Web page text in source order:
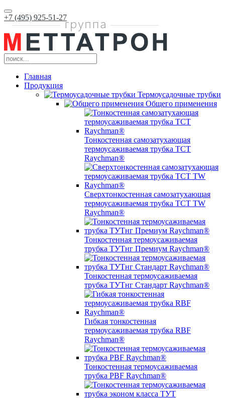
+7 (495) 925-51-27
Главная
Продукция
Термоусадочные трубки
Общего применения
Тонкостенная самозатухающая
термоусаживаемая трубка ТCT
Raychman®
Сверхтонкостенная самозатухающая
термоусаживаемая трубка ТCT TW
Raychman®
Тонкостенная термоусаживаемая
трубка ТУТнг Премиум Raychman®
Тонкостенная термоусаживаемая
трубка ТУТнг Стандарт Raychman®
Гибкая тонкостенная
термоусаживаемая трубка RBF
Raychman®
Тонкостенная термоусаживаемая
трубка PBF Raychman®